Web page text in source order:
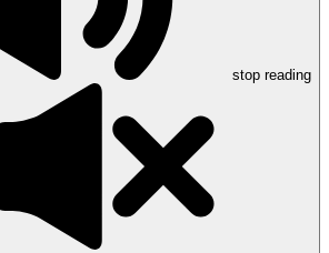
stop reading